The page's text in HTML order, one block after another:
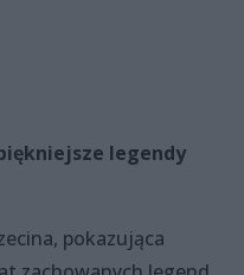
legendy
pokazująca